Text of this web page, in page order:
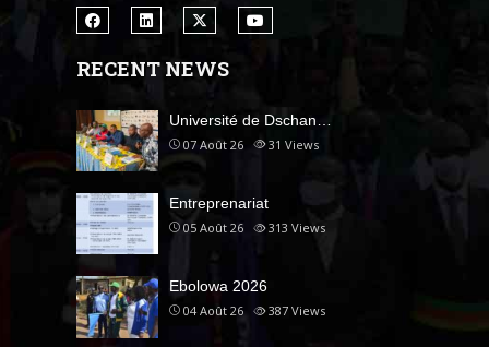
RECENT NEWS
Université de Dschan…
07 Août 26 31 Views
Entreprenariat
05 Août 26 313 Views
Ebolowa 2026
04 Août 26 387 Views